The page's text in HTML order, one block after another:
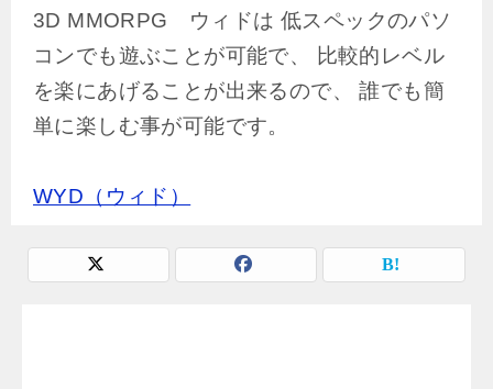
3D MMORPG ウィドは 低スペックのパソ
コンでも遊ぶことが可能で、 比較的レベル
を楽にあげることが出来るので、 誰でも簡
単に楽しむ事が可能です。
WYD（ウィド）